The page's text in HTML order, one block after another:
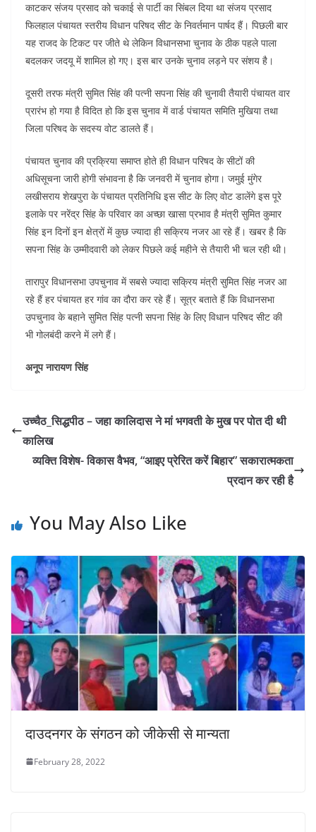
काटकर संजय प्रसाद को चकाई से पार्टी का सिंबल दिया था संजय प्रसाद
फिलहाल पंचायत स्तरीय विधान परिषद सीट के निवर्तमान पार्षद हैं। पिछली बार
यह राजद के टिकट पर जीते थे लेकिन विधानसभा चुनाव के ठीक पहले पाला
बदलकर जदयू में शामिल हो गए। इस बार उनके चुनाव लड़ने पर संशय है।
दूसरी तरफ मंत्री सुमित सिंह की पत्नी सपना सिंह की चुनावी तैयारी पंचायत वार
प्रारंभ हो गया है विदित हो कि इस चुनाव में वार्ड पंचायत समिति मुखिया तथा
जिला परिषद के सदस्य वोट डालते हैं।
पंचायत चुनाव की प्रक्रिया समाप्त होते ही विधान परिषद के सीटों की
अधिसूचना जारी होगी संभावना है कि जनवरी में चुनाव होगा। जमुई मुंगेर
लखीसराय शेखपुरा के पंचायत प्रतिनिधि इस सीट के लिए वोट डालेंगे इस पूरे
इलाके पर नरेंद्र सिंह के परिवार का अच्छा खासा प्रभाव है मंत्री सुमित कुमार
सिंह इन दिनों इन क्षेत्रों में कुछ ज्यादा ही सक्रिय नजर आ रहे हैं। खबर है कि
सपना सिंह के उम्मीदवारी को लेकर पिछले कई महीने से तैयारी भी चल रही थी।
तारापुर विधानसभा उपचुनाव में सबसे ज्यादा सक्रिय मंत्री सुमित सिंह नजर आ
रहे हैं हर पंचायत हर गांव का दौरा कर रहे हैं। सूत्र बताते हैं कि विधानसभा
उपचुनाव के बहाने सुमित सिंह पत्नी सपना सिंह के लिए विधान परिषद सीट की
भी गोलबंदी करने में लगे हैं।
अनूप नारायण सिंह
उच्चैठ_सिद्धपीठ – जहा कालिदास ने मां भगवती के मुख पर पोत दी थी
कालिख
व्यक्ति विशेष- विकास वैभव, “आइए प्रेरित करें बिहार” सकारात्मकता
प्रदान कर रही है
You May Also Like
दाउदनगर के संगठन को जीकेसी से मान्यता
February 28, 2022